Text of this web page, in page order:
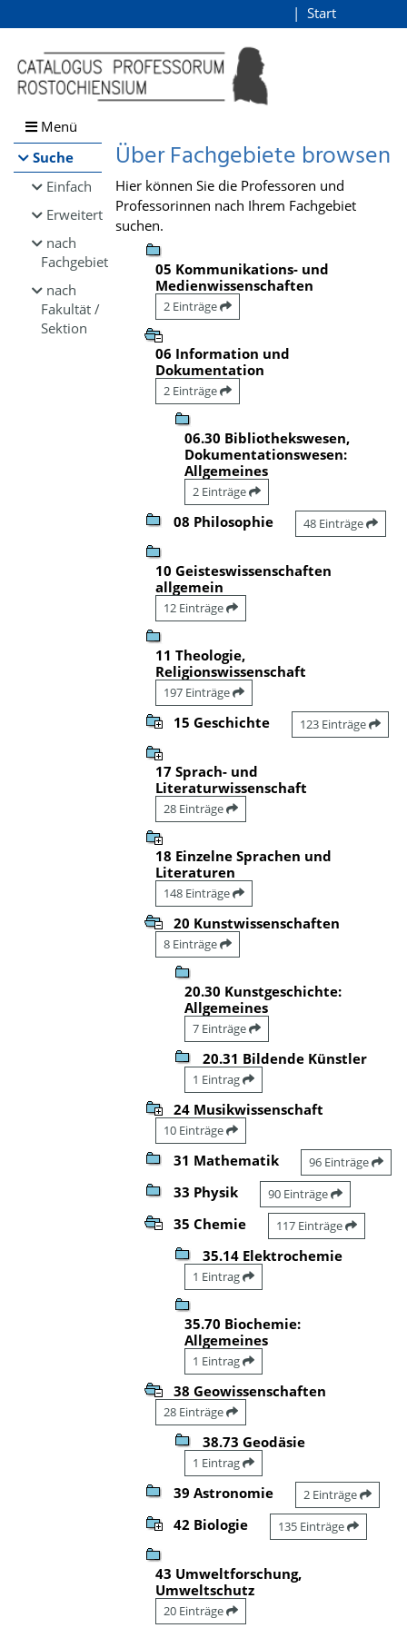
Browsen
direkt zum Inhalt
Start
Menü
Suche
Einfach
Erweitert
nach
Fachgebiet
nach
Fakultät /
Sektion
Über Fachgebiete browsen
Hier können Sie die Professoren und
Professorinnen nach Ihrem Fachgebiet
suchen.
05 Kommunikations- und
Medienwissenschaften
2 Einträge
06 Information und
Dokumentation
2 Einträge
06.30 Bibliothekswesen,
Dokumentationswesen:
Allgemeines
2 Einträge
08 Philosophie 48 Einträge
10 Geisteswissenschaften
allgemein
12 Einträge
11 Theologie,
Religionswissenschaft
197 Einträge
15 Geschichte 123 Einträge
17 Sprach- und
Literaturwissenschaft
28 Einträge
18 Einzelne Sprachen und
Literaturen
148 Einträge
20 Kunstwissenschaften
8 Einträge
20.30 Kunstgeschichte:
Allgemeines
7 Einträge
20.31 Bildende Künstler
1 Eintrag
24 Musikwissenschaft
10 Einträge
31 Mathematik 96 Einträge
33 Physik 90 Einträge
35 Chemie 117 Einträge
35.14 Elektrochemie
1 Eintrag
35.70 Biochemie:
Allgemeines
1 Eintrag
38 Geowissenschaften
28 Einträge
38.73 Geodäsie
1 Eintrag
39 Astronomie 2 Einträge
42 Biologie 135 Einträge
43 Umweltforschung,
Umweltschutz
20 Einträge